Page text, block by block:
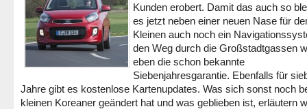
Kunden erobert. Damit das auch so
es jetzt neben einer neuen Nase für
Kleinen auch noch ein
den Weg durch die Großstadtgassen
eben die schon bekannte
Siebenjahresgarantie. Ebenfalls für
Jahre gibt es kostenlose Kartenupdates. Was sich sonst noch
kleinen Koreaner geändert hat und was geblieben ist, erläutern